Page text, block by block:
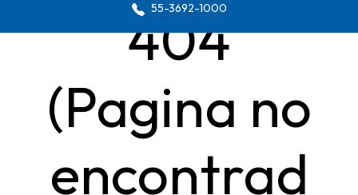
55-3692-1000
404
(Pagina no
encontrad